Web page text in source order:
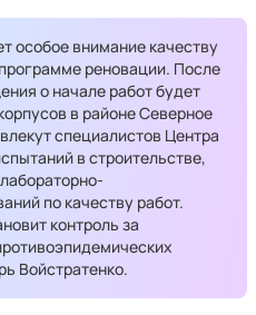
особое внимание качеству
реновации. После
о начале работ будет
в районе Северное
специалистов Центра
в строительстве,
по качеству работ.
контроль за
Войстратенко.